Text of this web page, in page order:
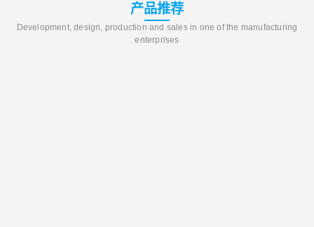
产品推荐
Development, design, production and sales in one of the manufacturing
enterprises